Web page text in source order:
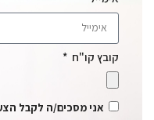
קובץ קו"ח
אני מסכים/ה לקבל